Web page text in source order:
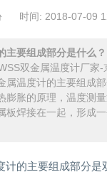
时间: 2018-07-09
主要组成部分是什么？
双金属温度计厂家-
属温度计的主要组成
膨胀的原理，温度测
板焊接在一起，形成
计的主要组成部分是